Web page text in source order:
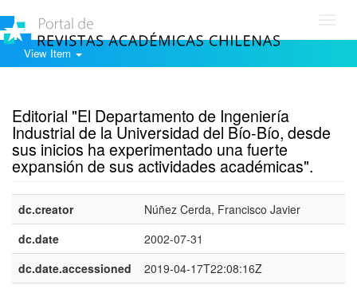
View Item
Editorial "El Departamento de Ingeniería
Industrial de la Universidad del Bío-Bío, desde
sus inicios ha experimentado una fuerte
expansión de sus actividades académicas".
dc.creator
Núñez Cerda, Francisco Javier
dc.date
2002-07-31
dc.date.accessioned
2019-04-17T22:08:16Z